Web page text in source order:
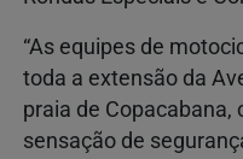
“As equipes de
toda a extensão da
praia de Copacabana,
sensação de